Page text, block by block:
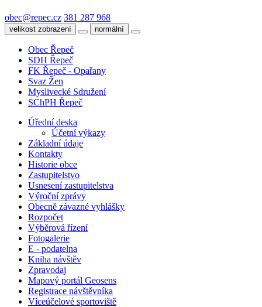
obec@repec.cz 381 287 968
velikost zobrazení normální
Obec Řepeč
SDH Řepeč
FK Řepeč - Opařany
Svaz Žen
Myslivecké Sdružení
SChPH Řepeč
Úřední deska
Účetní výkazy
Základní údaje
Kontakty
Historie obce
Zastupitelstvo
Usnesení zastupitelstva
Výroční zprávy
Obecně závazné vyhlášky
Rozpočet
Výběrová řízení
Fotogalerie
E - podatelna
Kniha návštěv
Zpravodaj
Mapový portál Geosens
Registrace návštěvníka
Víceúčelové sportoviště